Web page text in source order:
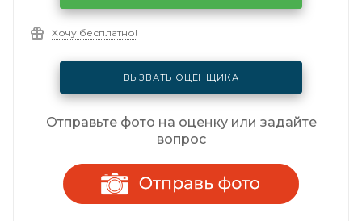
Хочу бесплатно!
ВЫЗВАТЬ ОЦЕНЩИКА
Отправьте фото на оценку или задайте
вопрос